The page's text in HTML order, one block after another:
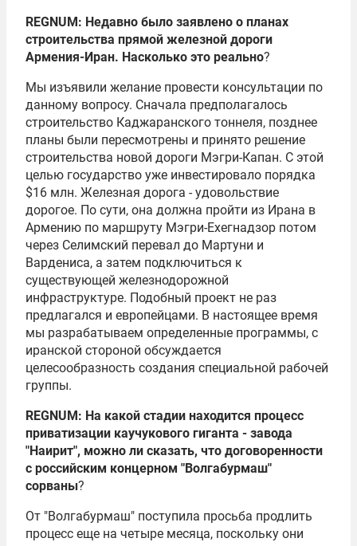
REGNUM: Недавно было заявлено о планах
строительства прямой железной дороги
Армения-Иран. Насколько это реально?
Мы изъявили желание провести консультации по
данному вопросу. Сначала предполагалось
строительство Каджаранского тоннеля, позднее
планы были пересмотрены и принято решение
строительства новой дороги Мэгри-Капан. С этой
целью государство уже инвестировало порядка
$16 млн. Железная дорога - удовольствие
дорогое. По сути, она должна пройти из Ирана в
Армению по маршруту Мэгри-Ехегнадзор потом
через Селимский перевал до Мартуни и
Вардениса, а затем подключиться к
существующей железнодорожной
инфраструктуре. Подобный проект не раз
предлагался и европейцами. В настоящее время
мы разрабатываем определенные программы, с
иранской стороной обсуждается
целесообразность создания специальной рабочей
группы.
REGNUM: На какой стадии находится процесс
приватизации каучукового гиганта - завода
"Наирит", можно ли сказать, что договоренности
с российским концерном "Волгабурмаш"
сорваны?
От "Волгабурмаш" поступила просьба продлить
процесс еще на четыре месяца, поскольку они